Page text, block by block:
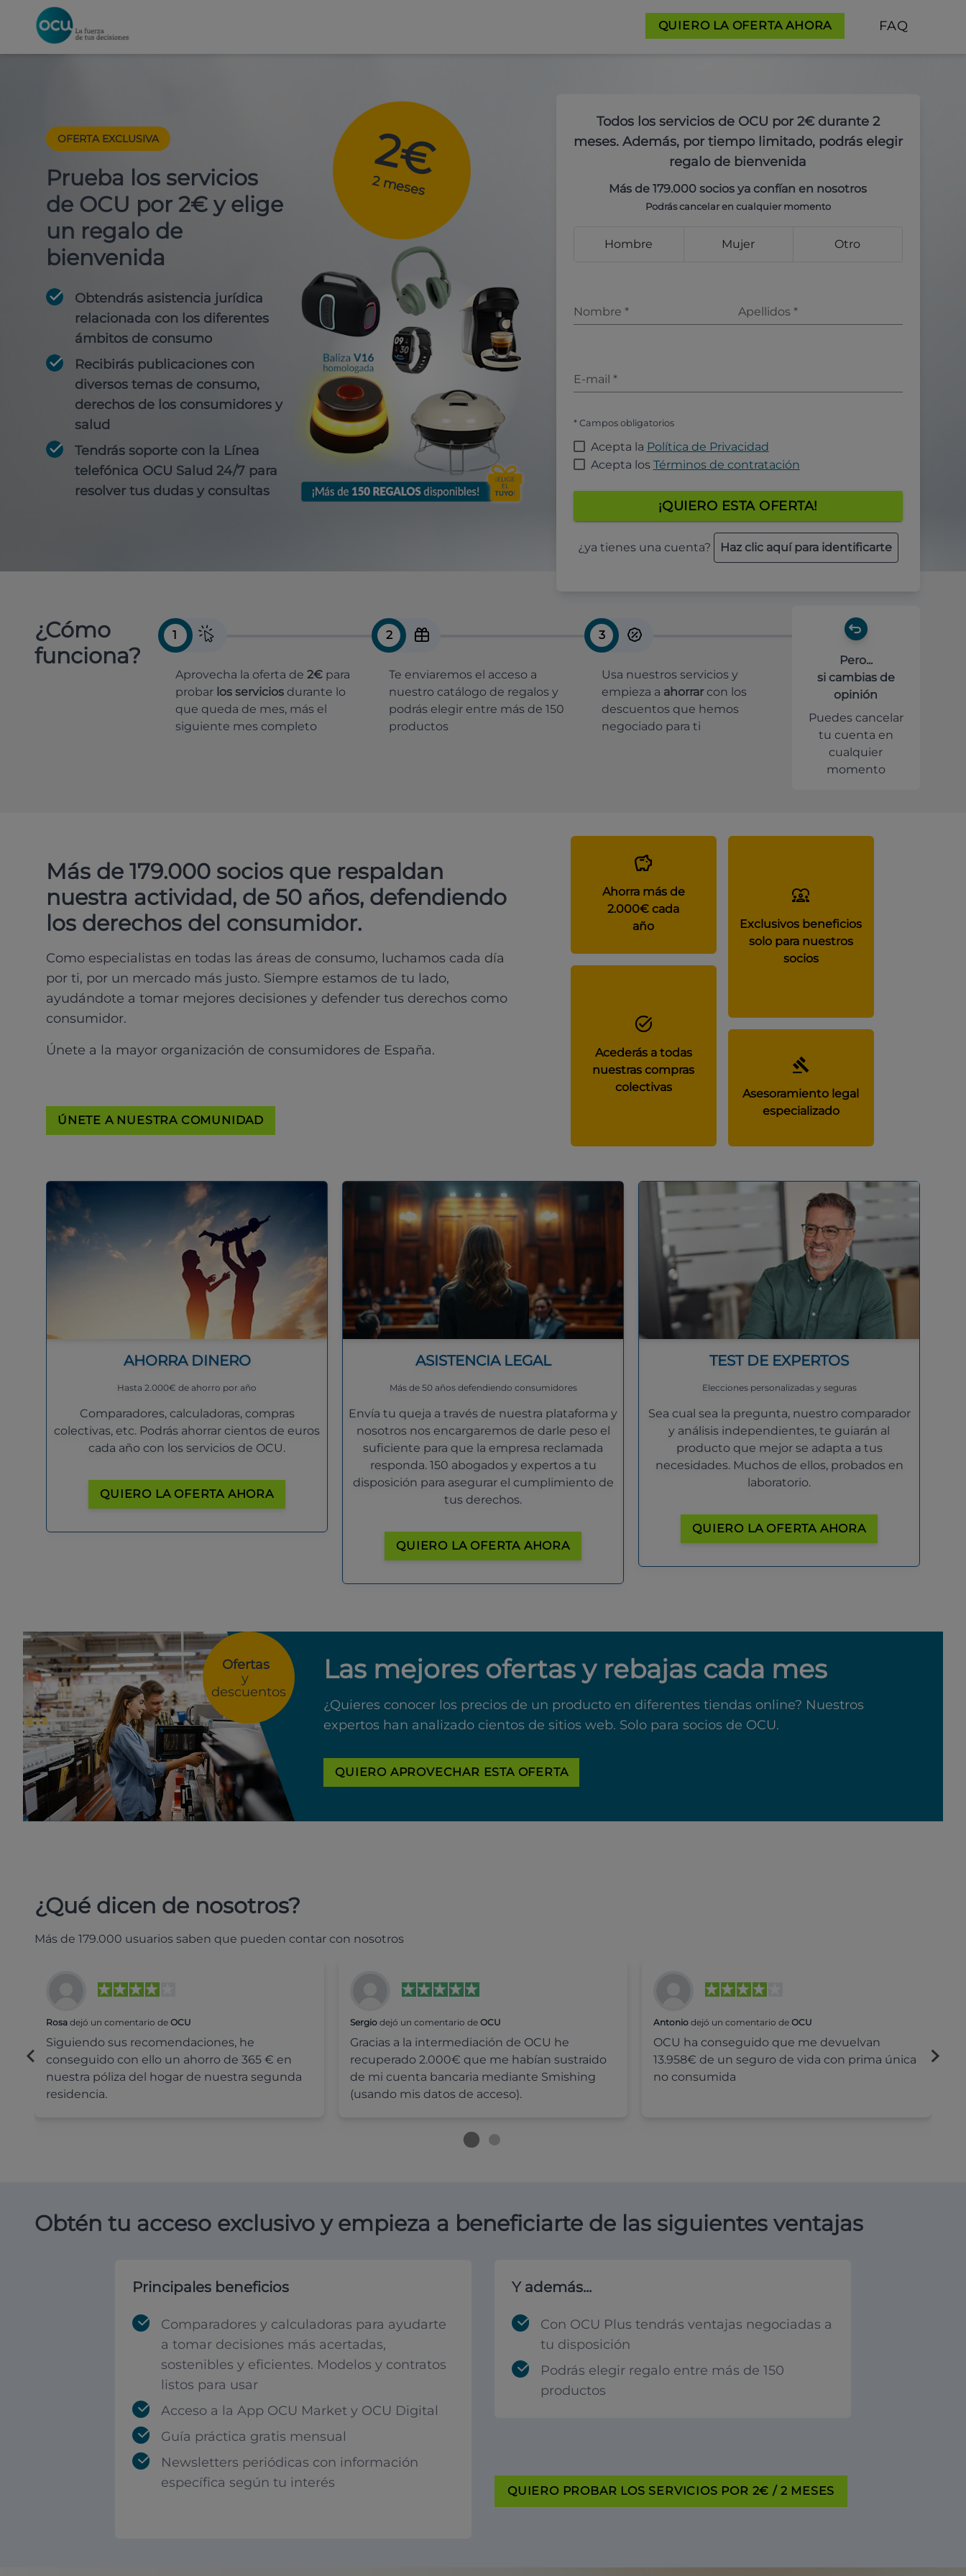
QUIERO LA OFERTA AHORA FAQ
OFERTA EXCLUSIVA
Prueba los servicios
de OCU por 2€ y elige
un regalo de
bienvenida
Obtendrás asistencia jurídica
relacionada con los diferentes
ámbitos de consumo
Recibirás publicaciones con
diversos temas de consumo,
derechos de los consumidores y
salud
Tendrás soporte con la Línea
telefónica OCU Salud 24/7 para
resolver tus dudas y consultas
2€
2 meses
Todos los servicios de OCU por 2€ durante 2
meses. Además, por tiempo limitado, podrás elegir
regalo de bienvenida
Más de 179.000 socios ya confían en nosotros
Podrás cancelar en cualquier momento
Hombre Mujer Otro
Nombre * Apellidos *
E-mail *
* Campos obligatorios
Acepta la Política de Privacidad
Acepta los Términos de contratación
¡QUIERO ESTA OFERTA!
¿ya tienes una cuenta? Haz clic aquí para identificarte
¿Cómo
funciona?
1
Aprovecha la oferta de 2€ para
probar los servicios durante lo
que queda de mes, más el
siguiente mes completo
2
Te enviaremos el acceso a
nuestro catálogo de regalos y
podrás elegir entre más de 150
productos
3
Usa nuestros servicios y
empieza a ahorrar con los
descuentos que hemos
negociado para ti
Pero...
si cambias de
opinión
Puedes cancelar
tu cuenta en
cualquier
momento
Más de 179.000 socios que respaldan
nuestra actividad, de 50 años, defendiendo
los derechos del consumidor.
Como especialistas en todas las áreas de consumo, luchamos cada día
por ti, por un mercado más justo. Siempre estamos de tu lado,
ayudándote a tomar mejores decisiones y defender tus derechos como
consumidor.
Únete a la mayor organización de consumidores de España.
ÚNETE A NUESTRA COMUNIDAD
Ahorra más de
2.000€ cada
año
Exclusivos beneficios
solo para nuestros
socios
Acederás a todas
nuestras compras
colectivas
Asesoramiento legal
especializado
AHORRA DINERO
Hasta 2.000€ de ahorro por año
Comparadores, calculadoras, compras
colectivas, etc. Podrás ahorrar cientos de euros
cada año con los servicios de OCU.
QUIERO LA OFERTA AHORA
ASISTENCIA LEGAL
Más de 50 años defendiendo consumidores
Envía tu queja a través de nuestra plataforma y
nosotros nos encargaremos de darle peso el
suficiente para que la empresa reclamada
responda. 150 abogados y expertos a tu
disposición para asegurar el cumplimiento de
tus derechos.
QUIERO LA OFERTA AHORA
TEST DE EXPERTOS
Elecciones personalizadas y seguras
Sea cual sea la pregunta, nuestro comparador
y análisis independientes, te guiarán al
producto que mejor se adapta a tus
necesidades. Muchos de ellos, probados en
laboratorio.
QUIERO LA OFERTA AHORA
Ofertas
y
descuentos
Las mejores ofertas y rebajas cada mes
¿Quieres conocer los precios de un producto en diferentes tiendas online? Nuestros
expertos han analizado cientos de sitios web. Solo para socios de OCU.
QUIERO APROVECHAR ESTA OFERTA
¿Qué dicen de nosotros?
Más de 179.000 usuarios saben que pueden contar con nosotros
Rosa dejó un comentario de OCU
Siguiendo sus recomendaciones, he
conseguido con ello un ahorro de 365 € en
nuestra póliza del hogar de nuestra segunda
residencia.
Sergiodejó un comentario de OCU
Gracias a la intermediación de OCU he
recuperado 2.000€ que me habían sustraido
de mi cuenta bancaria mediante Smishing
(usando mis datos de acceso).
Antonio dejó un comentario deOCU
OCU ha conseguido que me devuelvan
13.958€ de un seguro de vida con prima única
no consumida
Obtén tu acceso exclusivo y empieza a beneficiarte de las siguientes ventajas
Principales beneficios
Comparadores y calculadoras para ayudarte
a tomar decisiones más acertadas,
sostenibles y eficientes. Modelos y contratos
listos para usar
Acceso a la App OCU Market y OCU Digital
Guía práctica gratis mensual
Newsletters periódicas con información
específica según tu interés
Y además...
Con OCU Plus tendrás ventajas negociadas a
tu disposición
Podrás elegir regalo entre más de 150
productos
QUIERO PROBAR LOS SERVICIOS POR 2€ / 2 MESES